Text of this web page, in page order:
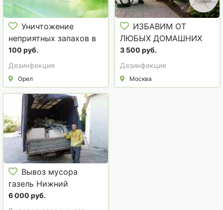
Уничтожение
неприятных запахов в
Орле сухим и
холодным туманом
100 руб.
Дезинфекция
Орел
ИЗБАВИМ ОТ
ЛЮБЫХ ДОМАШНИХ
НАСЕКОМЫХ!
3 500 руб.
Дезинфекция
Москва
Вывоз мусора
газель Нижний
Новгород
6 000 руб.